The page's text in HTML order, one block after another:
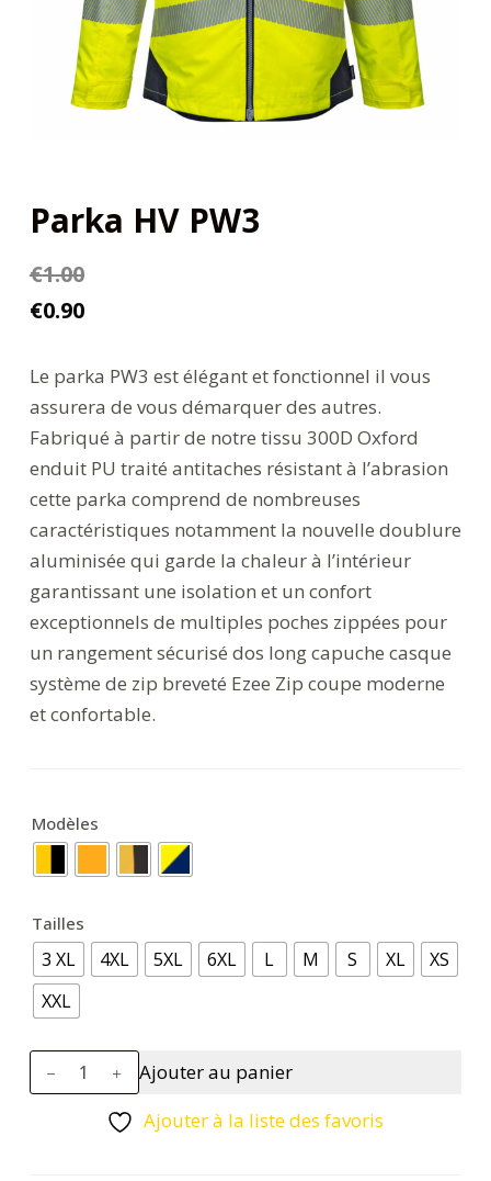
Parka HV PW3
€1.00
€0.90
Le parka PW3 est élégant et fonctionnel il vous
assurera de vous démarquer des autres.
Fabriqué à partir de notre tissu 300D Oxford
enduit PU traité antitaches résistant à l’abrasion
cette parka comprend de nombreuses
caractéristiques notamment la nouvelle doublure
aluminisée qui garde la chaleur à l’intérieur
garantissant une isolation et un confort
exceptionnels de multiples poches zippées pour
un rangement sécurisé dos long capuche casque
système de zip breveté Ezee Zip coupe moderne
et confortable.
Modèles
Tailles
3 XL 4XL 5XL 6XL L M S XL
XS
XXL
quantité
de
Ajouter au panier
Ajouter à la liste des favoris